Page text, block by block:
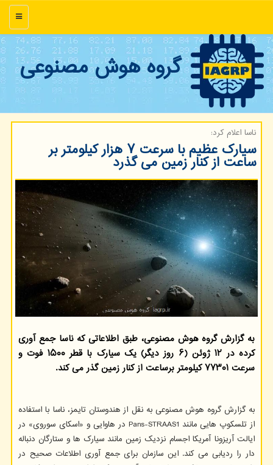
منو
گروه هوش مصنوعی
ناسا اعلام كرد:
سیارک عظیم با سرعت ۷ هزار کیلومتر بر
ساعت از کنار زمین می گذرد
به گزارش گروه هوش مصنوعی، طبق اطلاعاتی که ناسا جمع آوری
کرده در ۱۲ ژوئن (۶ روز دیگر) یک سیارک با قطر ۱۵۰۰ فوت و
سرعت ۷۷۳۰۱ کیلومتر برساعت از کنار زمین گذر می کند.
به گزارش گروه هوش مصنوعی به نقل از هندوستان تایمز، ناسا با استفاده
از تلسکوپ هایی مانند Pans-STRAAS1 در هاوایی و «اسکای سوروی» در
ایالت آریزونا آمریکا اجسام نزدیک زمین مانند سیارک ها و ستارگان دنباله
دار را ردیابی می کند. این سازمان برای جمع آوری اطلاعات صحیح در